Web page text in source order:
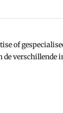
of
verschillende